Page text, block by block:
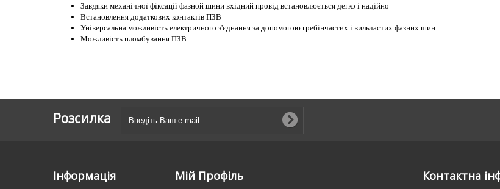
Завдяки механічної фіксації фазной шини вхідний провід встановлюється дегко і надійно
Встановлення додаткових контактів ПЗВ
Універсальна можливість електричного з'єднання за допомогою гребінчастих і вильчастих фазних шин
Можливість пломбування ПЗВ
Розсилка
Інформація Мій Профіль Контактна